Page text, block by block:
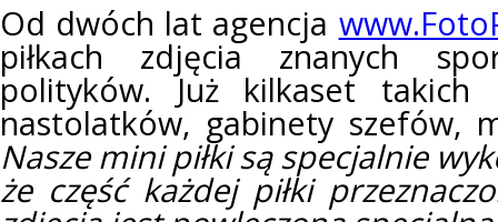
Od dwóch lat agencja
piłkach zdjęcia znanych
polityków. Już kilkaset takich
nastolatków, gabinety szefów,
Nasze mini piłki są specjalnie
że część każdej piłki